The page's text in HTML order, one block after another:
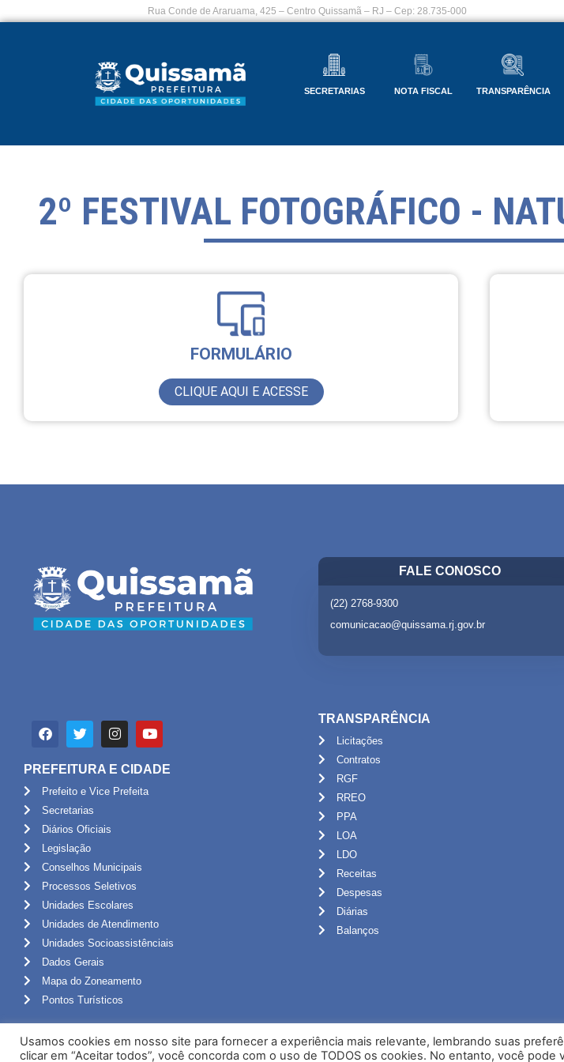
Rua Conde de Araruama, 425 – Centro Quissamã – RJ – Cep: 28.735-000
SECRETARIAS NOTA FISCAL TRANSPARÊNCIA
2º FESTIVAL FOTOGRÁFICO -
FORMULÁRIO
CLIQUE AQUI E ACESSE
FALE CONOSCO
(22) 2768-9300
comunicacao@quissama.rj.gov.br
PREFEITURA E CIDADE
Prefeito e Vice Prefeita
Secretarias
Diários Oficiais
Legislação
Conselhos Municipais
Processos Seletivos
Unidades Escolares
Unidades de Atendimento
Unidades Socioassistênciais
Dados Gerais
Mapa do Zoneamento
Pontos Turísticos
TRANSPARÊNCIA
Licitações
Contratos
RGF
RREO
PPA
LOA
LDO
Receitas
Despesas
Diárias
Balanços
Usamos cookies em nosso site para fornecer a experiência mais relevante, lembrando suas
clicar em “Aceitar todos”, você concorda com o uso de TODOS os cookies. No entanto, você pode